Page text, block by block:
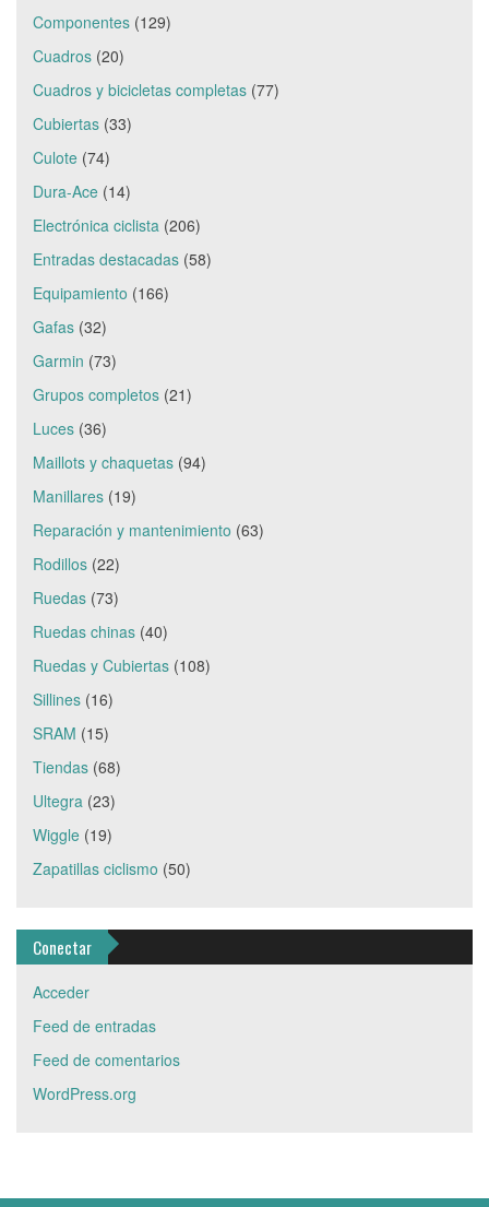
Componentes (129)
Cuadros (20)
Cuadros y bicicletas completas (77)
Cubiertas (33)
Culote (74)
Dura-Ace (14)
Electrónica ciclista (206)
Entradas destacadas (58)
Equipamiento (166)
Gafas (32)
Garmin (73)
Grupos completos (21)
Luces (36)
Maillots y chaquetas (94)
Manillares (19)
Reparación y mantenimiento (63)
Rodillos (22)
Ruedas (73)
Ruedas chinas (40)
Ruedas y Cubiertas (108)
Sillines (16)
SRAM (15)
Tiendas (68)
Ultegra (23)
Wiggle (19)
Zapatillas ciclismo (50)
Conectar
Acceder
Feed de entradas
Feed de comentarios
WordPress.org